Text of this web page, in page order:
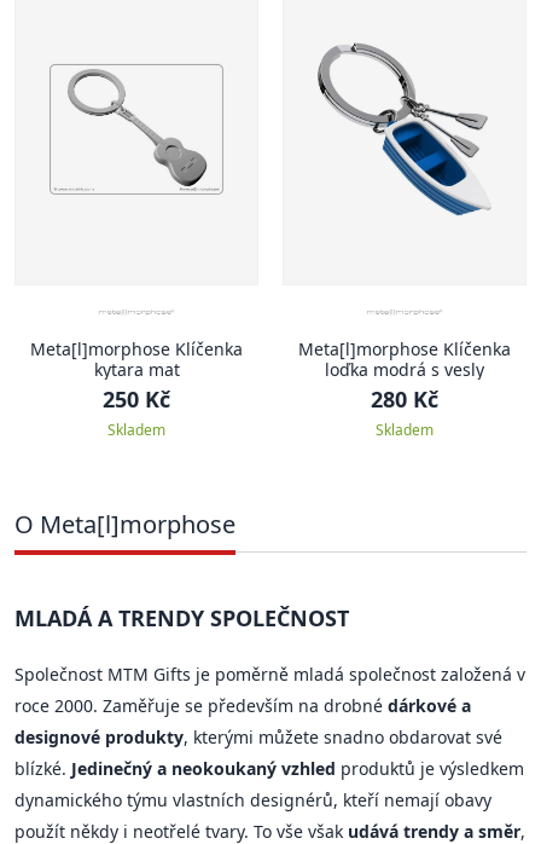
Meta[l]morphose Klíčenka
kytara mat
250 Kč
Skladem
Meta[l]morphose Klíčenka
loďka modrá s vesly
280 Kč
Skladem
O Meta[l]morphose
MLADÁ A TRENDY SPOLEČNOST
Společnost MTM Gifts je poměrně mladá společnost založená v
roce 2000. Zaměřuje se především na drobné dárkové a
designové produkty, kterými můžete snadno obdarovat své
blízké. Jedinečný a neokoukaný vzhled produktů je výsledkem
dynamického týmu vlastních designérů, kteří nemají obavy
použít někdy i neotřelé tvary. To vše však udává trendy a směr,